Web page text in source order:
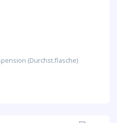
(Durchst.flasche)